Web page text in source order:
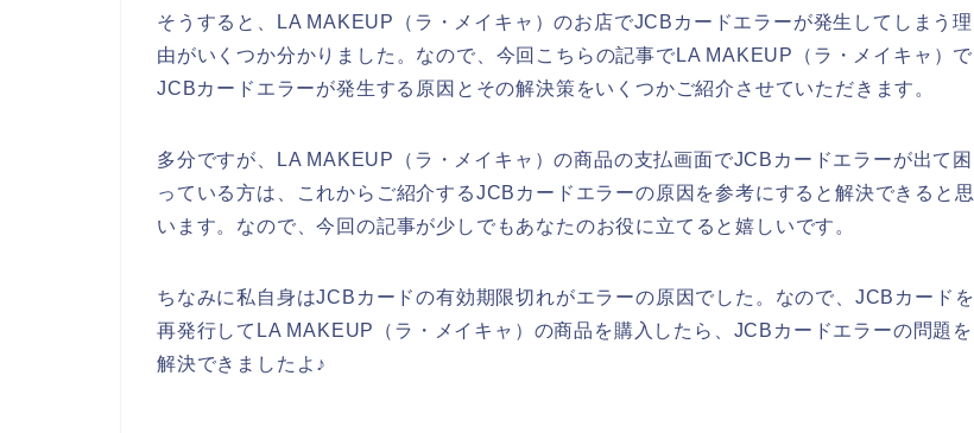
そうすると、LA MAKEUP（ラ・メイキャ）のお店でJCBカードエラーが発生してしまう理
由がいくつか分かりました。なので、今回こちらの記事でLA MAKEUP（ラ・メイキャ）で
JCBカードエラーが発生する原因とその解決策をいくつかご紹介させていただきます。
多分ですが、LA MAKEUP（ラ・メイキャ）の商品の支払画面でJCBカードエラーが出て困
っている方は、これからご紹介するJCBカードエラーの原因を参考にすると解決できると思
います。なので、今回の記事が少しでもあなたのお役に立てると嬉しいです。
ちなみに私自身はJCBカードの有効期限切れがエラーの原因でした。なので、JCBカードを
再発行してLA MAKEUP（ラ・メイキャ）の商品を購入したら、JCBカードエラーの問題を
解決できましたよ♪